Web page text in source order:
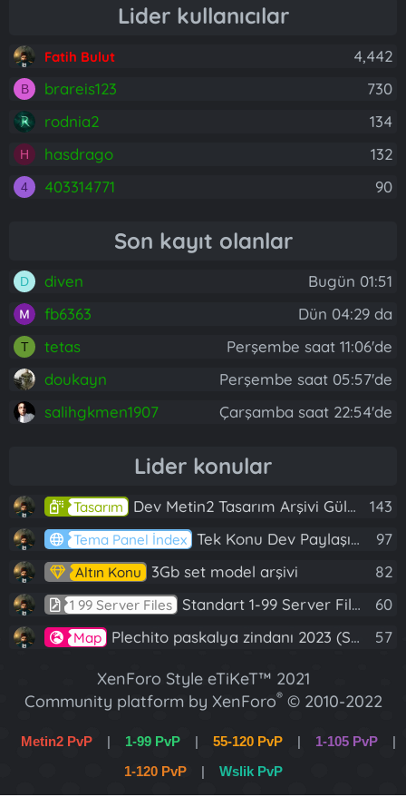
Lider kullanıcılar
Fatih Bulut 4,442
B brareis123
730
rodnia2
134
H hasdrago 132
4 403314771 90
Son kayıt olanlar
D diven
Bugün 01:51
fb6363
Dün 04:29 da
T tetas
Perşembe saat 11:06'de
doukayn
Perşembe saat 05:57'de
salihgkmen1907
Çarşamba saat 22:54'de
Lider konular
Tasarım Dev Metin2 Tasarım Arşivi Güle Güle Kullanın 143
Tema Panel İndex Tek Konu Dev Paylaşım 10 Adet Server Tanıtım İndex 97
Altın Konu 3Gb set model arşivi 82
1 99 Server Files Standart 1-99 Server Files 60
Map Plechito paskalya zindanı 2023 (Spring Sanctuary dungeon) 57
XenForo Style eTiKeT™ 2021
Community platform by XenForo® © 2010-2022
[XGT] Forum statistics system- XenGenTr
XenForo 2 Türkçe eTiKeT™ 2022
Metin2 PvP | 1-99 PvP | 55-120 PvP | 1-105 PvP
|
1-120 PvP
| Wslik PvP